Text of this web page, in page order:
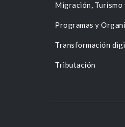
Migración, Turismo
Programas y
Transformación
Tributación